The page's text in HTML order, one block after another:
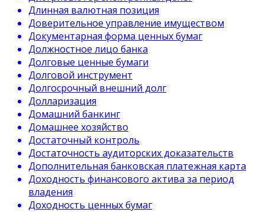
Длинная валютная позиция
Доверительное управление имуществом
Документарная форма ценных бумаг
Должностное лицо банка
Долговые ценные бумаги
Долговой инструмент
Долгосрочный внешний долг
Долларизация
Домашний банкинг
Домашнее хозяйство
Достаточный контроль
Достаточность аудиторских доказательств
Дополнительная банковская платежная карта
Доходность финансового актива за период
владения
Доходность ценных бумаг